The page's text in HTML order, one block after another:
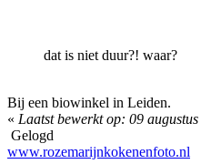
dat is niet duur?! waar?
Bij een biowinkel in Leiden.
« Laatst bewerkt op: 09
Gelogd
www.rozemarijnkokenenfoto.nl